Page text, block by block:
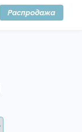
Распродажа